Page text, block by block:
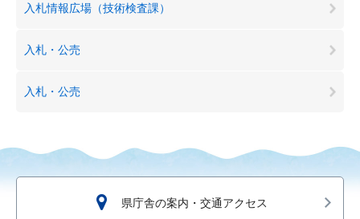
入札情報広場（技術検査課）
入札・公売
入札・公売
県庁舎の案内・交通アクセス